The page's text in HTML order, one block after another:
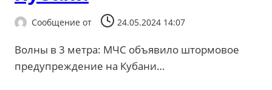
Сообщение от 24.05.2024 14:07
Волны в 3 метра: МЧС объявило штормовое
предупреждение на Кубани…